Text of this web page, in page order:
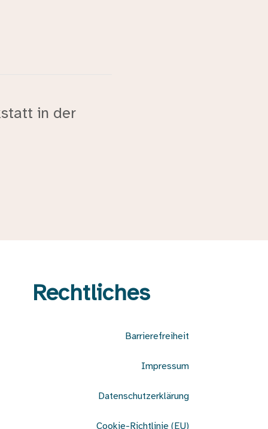
in der
Rechtliches
Barrierefreiheit
Impressum
Datenschutzerklärung
Cookie-Richtlinie (EU)